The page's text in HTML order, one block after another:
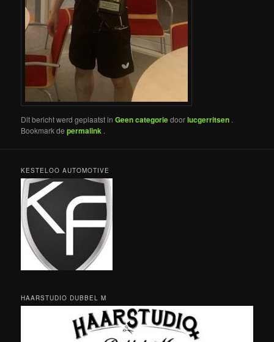
Dit bericht werd geplaatst inGeen categoriedoorlucgerritsen .
Bookmark depermalink .
KESTELOO AUTOMOTIVE
HAARSTUDIO DUBBEL M